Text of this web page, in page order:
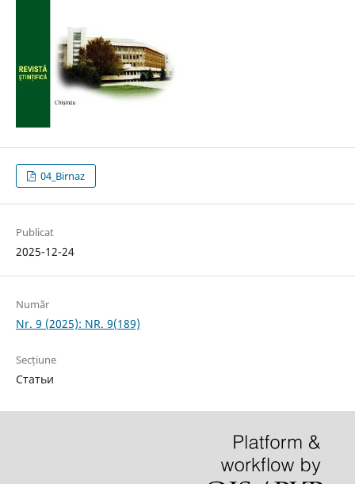
04_Birnaz
Publicat
2025-12-24
Număr
Nr. 9 (2025): NR. 9(189)
Secțiune
Статьи